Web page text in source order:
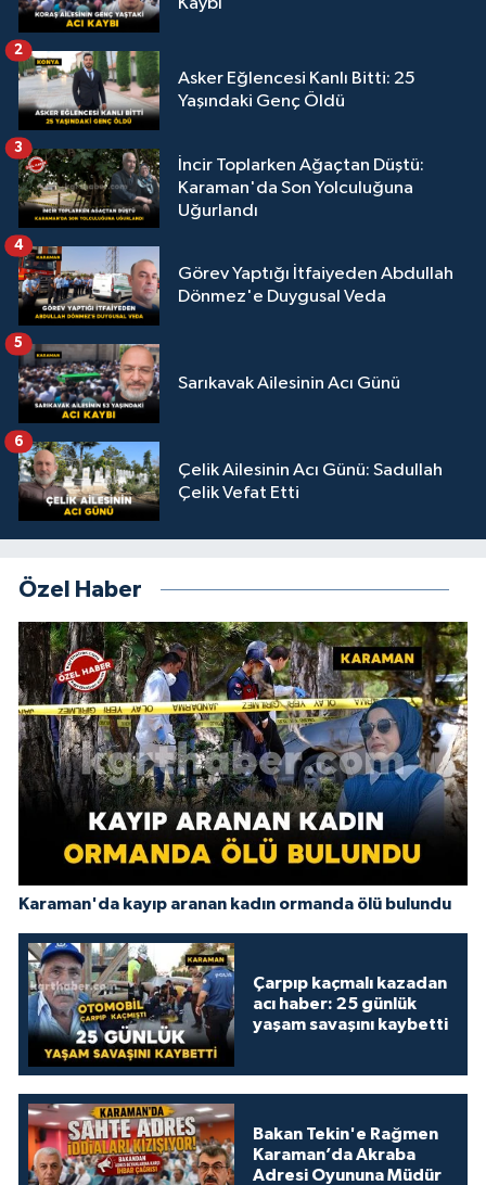
Kaybı
Asker Eğlencesi Kanlı Bitti: 25
Yaşındaki Genç Öldü
2
İncir Toplarken Ağaçtan Düştü:
Karaman'da Son Yolculuğuna
Uğurlandı
3
Görev Yaptığı İtfaiyeden Abdullah
Dönmez'e Duygusal Veda
4
Sarıkavak Ailesinin Acı Günü
5
Çelik Ailesinin Acı Günü: Sadullah
Çelik Vefat Etti
6
Özel Haber
Karaman'da kayıp aranan kadın ormanda ölü bulundu
Çarpıp kaçmalı kazadan
acı haber: 25 günlük
yaşam savaşını kaybetti
Bakan Tekin'e Rağmen
Karaman’da Akraba
Adresi Oyununa Müdür